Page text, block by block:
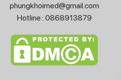
phungkhoimed@gmail.com
Hotline : 0868913879